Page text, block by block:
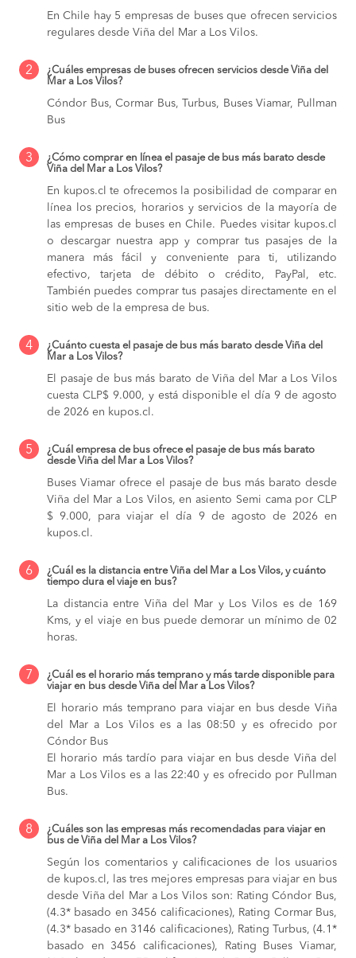
En Chile hay 5 empresas de buses que ofrecen servicios
regulares desde Viña del Mar a Los Vilos.
2
¿Cuáles empresas de buses ofrecen servicios desde Viña del
Mar a Los Vilos?
Cóndor Bus, Cormar Bus, Turbus, Buses Viamar, Pullman
Bus
3
¿Cómo comprar en línea el pasaje de bus más barato desde
Viña del Mar a Los Vilos?
En kupos.cl te ofrecemos la posibilidad de comparar en
línea los precios, horarios y servicios de la mayoría de
las empresas de buses en Chile. Puedes visitar kupos.cl
o descargar nuestra app y comprar tus pasajes de la
manera más fácil y conveniente para ti, utilizando
efectivo, tarjeta de débito o crédito, PayPal, etc.
También puedes comprar tus pasajes directamente en el
sitio web de la empresa de bus.
4
¿Cuánto cuesta el pasaje de bus más barato desde Viña del
Mar a Los Vilos?
El pasaje de bus más barato de Viña del Mar a Los Vilos
cuesta CLP$ 9.000, y está disponible el día 9 de agosto
de 2026 en kupos.cl.
5
¿Cuál empresa de bus ofrece el pasaje de bus más barato
desde Viña del Mar a Los Vilos?
Buses Viamar ofrece el pasaje de bus más barato desde
Viña del Mar a Los Vilos, en asiento Semi cama por CLP
$ 9.000, para viajar el día 9 de agosto de 2026 en
kupos.cl.
6
¿Cuál es la distancia entre Viña del Mar a Los Vilos, y cuánto
tiempo dura el viaje en bus?
La distancia entre Viña del Mar y Los Vilos es de 169
Kms, y el viaje en bus puede demorar un mínimo de 02
horas.
7
¿Cuál es el horario más temprano y más tarde disponible para
viajar en bus desde Viña del Mar a Los Vilos?
El horario más temprano para viajar en bus desde Viña
del Mar a Los Vilos es a las 08:50 y es ofrecido por
Cóndor Bus
El horario más tardío para viajar en bus desde Viña del
Mar a Los Vilos es a las 22:40 y es ofrecido por Pullman
Bus.
8
¿Cuáles son las empresas más recomendadas para viajar en
bus de Viña del Mar a Los Vilos?
Según los comentarios y calificaciones de los usuarios
de kupos.cl, las tres mejores empresas para viajar en bus
desde Viña del Mar a Los Vilos son: Rating Cóndor Bus,
(4.3* basado en 3456 calificaciones), Rating Cormar Bus,
(4.3* basado en 3146 calificaciones), Rating Turbus, (4.1*
basado en 3456 calificaciones), Rating Buses Viamar,